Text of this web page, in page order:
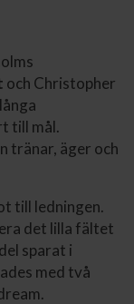
och Christopher
till mål.
tränar, äger och
till ledningen.
det lilla fältet
sparat i
med två